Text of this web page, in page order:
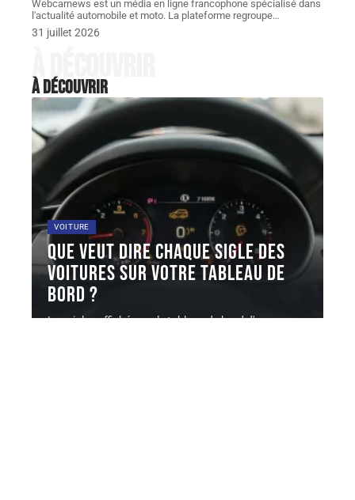
Webcarnews est un média en ligne francophone spécialisé dans
l'actualité automobile et moto. La plateforme regroupe…
31 juillet 2026
À découvrir
À découvrir
VOITURE
Que veut dire chaque sigle des
voitures sur votre tableau de
bord ?
Les sigles affichés sur le tableau de bord d'une